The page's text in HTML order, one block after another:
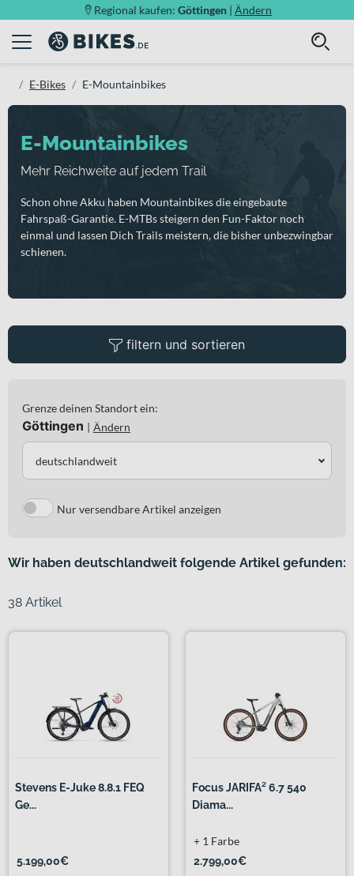
Regional kaufen: Göttingen | Ändern
E-Bikes E-Mountainbikes
E-Mountainbikes
Mehr Reichweite auf jedem Trail
Schon ohne Akku haben Mountainbikes die eingebaute
Fahrspaß-Garantie. E-MTBs steigern den Fun-Faktor noch
einmal und lassen Dich Trails meistern, die bisher unbezwingbar
schienen.
filtern und sortieren
Grenze deinen Standort ein:
Göttingen | Ändern
deutschlandweit
Nur versendbare Artikel anzeigen
Wir haben deutschlandweit folgende Artikel gefunden:
38 Artikel
Stevens E-Juke 8.8.1 FEQ
Ge...
5.199,00€
Focus JARIFA² 6.7 540
Diama...
2.799,00€
+ 1 Farbe